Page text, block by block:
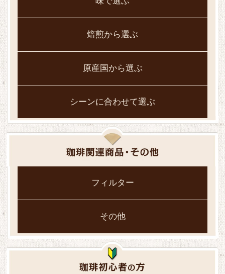
焙煎から選ぶ
原産国から選ぶ
シーンに合わせて選ぶ
フィルター
その他